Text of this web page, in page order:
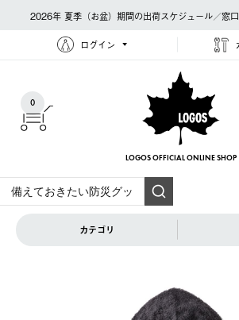
2026年 夏季（お盆）期間の出荷スケジュール／窓
ログイン
0
LOGOS OFFICIAL ONLINE SHOP
カテゴリ